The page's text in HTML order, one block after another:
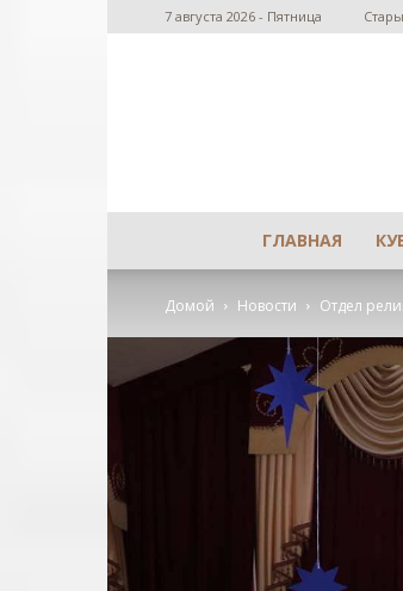
7 августа 2026 - Пятница
ГЛАВНАЯ
Домой Новости Отдел